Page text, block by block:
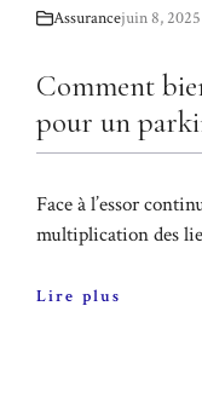
Assurancejuin 8, 2025
Comment
pour un
Face à l’essor
multiplication des
Lire plus